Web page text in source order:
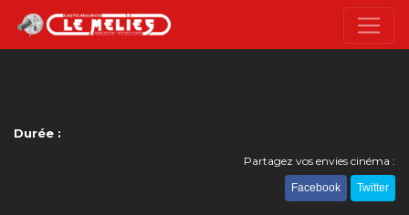
Durée :
Partagez vos envies cinéma :
Facebook Twitter